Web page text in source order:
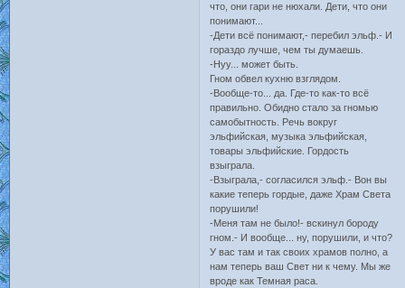
что, они гари не нюхали. Дети, что они
понимают...
-Дети всё понимают,- перебил эльф.- И
гораздо лучше, чем ты думаешь.
-Нуу... может быть.
Гном обвел кухню взглядом.
-Вообще-то... да. Где-то как-то всё
правильно. Обидно стало за гномью
самобытность. Речь вокруг
эльфийская, музыка эльфийская,
товары эльфийские. Гордость
взыграла.
-Взыграла,- согласился эльф.- Вон вы
какие теперь гордые, даже Храм Света
порушили!
-Меня там не было!- вскинул бороду
гном.- И вообще... ну, порушили, и что?
У вас там и так своих храмов полно, а
нам теперь ваш Свет ни к чему. Мы же
вроде как Темная раса.